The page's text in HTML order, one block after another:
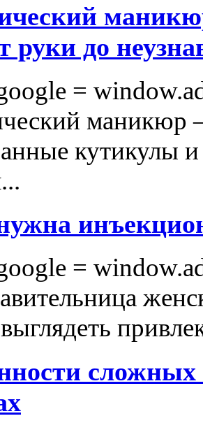
руки до
=
маникюр
кутикулы
=